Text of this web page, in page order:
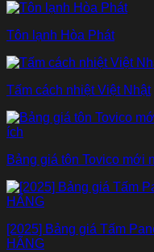
Tôn lạnh Hòa Phát
Tấm cách nhiệt Việt Nhật
Bảng giá tôn Tovico mới
[2025] Bảng giá Tấm
HÃNG